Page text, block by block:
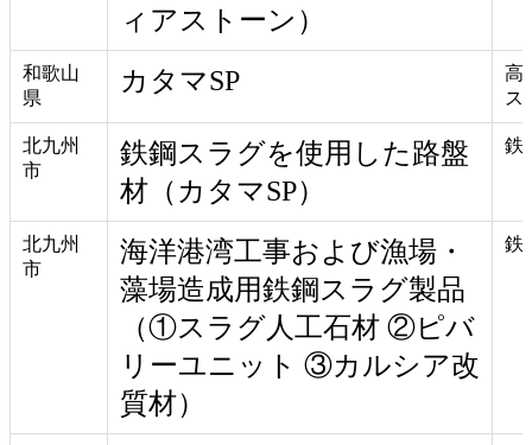
ィアストーン）
和歌山
県
カタマSP
高
ス
北九州
市
鉄鋼スラグを使用した路盤
材（カタマSP）
鉄
北九州
市
海洋港湾工事および漁場・
藻場造成用鉄鋼スラグ製品
（①スラグ人工石材 ②ピバ
リーユニット ③カルシア改
質材）
鉄